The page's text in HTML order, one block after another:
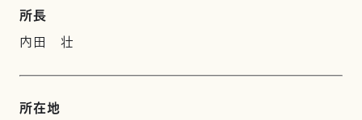
所長
内田 壮
所在地